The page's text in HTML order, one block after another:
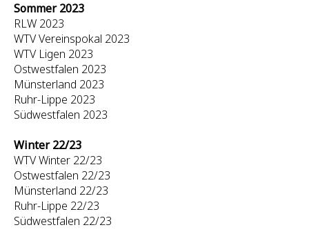
Sommer 2023
RLW 2023
WTV Vereinspokal 2023
WTV Ligen 2023
Ostwestfalen 2023
Münsterland 2023
Ruhr-Lippe 2023
Südwestfalen 2023
Winter 22/23
WTV Winter 22/23
Ostwestfalen 22/23
Münsterland 22/23
Ruhr-Lippe 22/23
Südwestfalen 22/23